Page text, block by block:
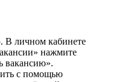
В личном кабинете
нажмите
вакансию».
с помощью